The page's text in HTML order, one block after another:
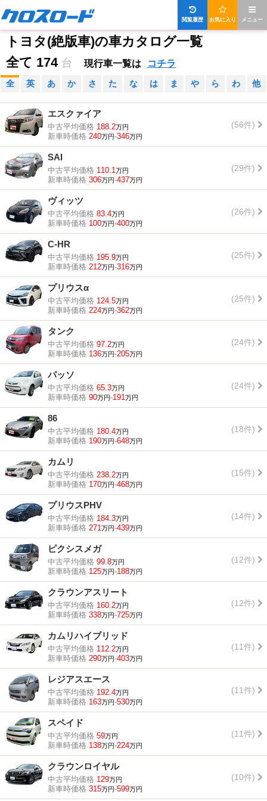
メニュー
お気に入り
閲覧履歴
トヨタ(絶版車)の車カタログ一覧
全て 174 台 現行車一覧は コチラ
全 英 あ か さ た な は ま や ら わ 他
エスクァイア
中古平均価格 188.2万円
新車時価格 240万円-346万円
(56件)
SAI
中古平均価格 110.1万円
新車時価格 306万円-437万円
(29件)
ヴィッツ
中古平均価格 83.4万円
新車時価格 100万円-400万円
(26件)
C-HR
中古平均価格 195.9万円
新車時価格 212万円-316万円
(25件)
プリウスα
中古平均価格 124.5万円
新車時価格 224万円-362万円
(25件)
タンク
中古平均価格 97.2万円
新車時価格 136万円-205万円
(24件)
パッソ
中古平均価格 65.3万円
新車時価格 90万円-191万円
(24件)
86
中古平均価格 180.4万円
新車時価格 190万円-648万円
(18件)
カムリ
中古平均価格 238.2万円
新車時価格 170万円-468万円
(15件)
プリウスPHV
中古平均価格 184.3万円
新車時価格 271万円-439万円
(14件)
ピクシスメガ
中古平均価格 99.8万円
新車時価格 125万円-188万円
(12件)
クラウンアスリート
中古平均価格 160.2万円
新車時価格 338万円-725万円
(12件)
カムリハイブリッド
中古平均価格 112.2万円
新車時価格 290万円-403万円
(11件)
レジアスエース
中古平均価格 192.4万円
新車時価格 163万円-530万円
(11件)
スペイド
中古平均価格 59万円
新車時価格 138万円-224万円
(11件)
クラウンロイヤル
中古平均価格 129万円
新車時価格 315万円-599万円
(10件)